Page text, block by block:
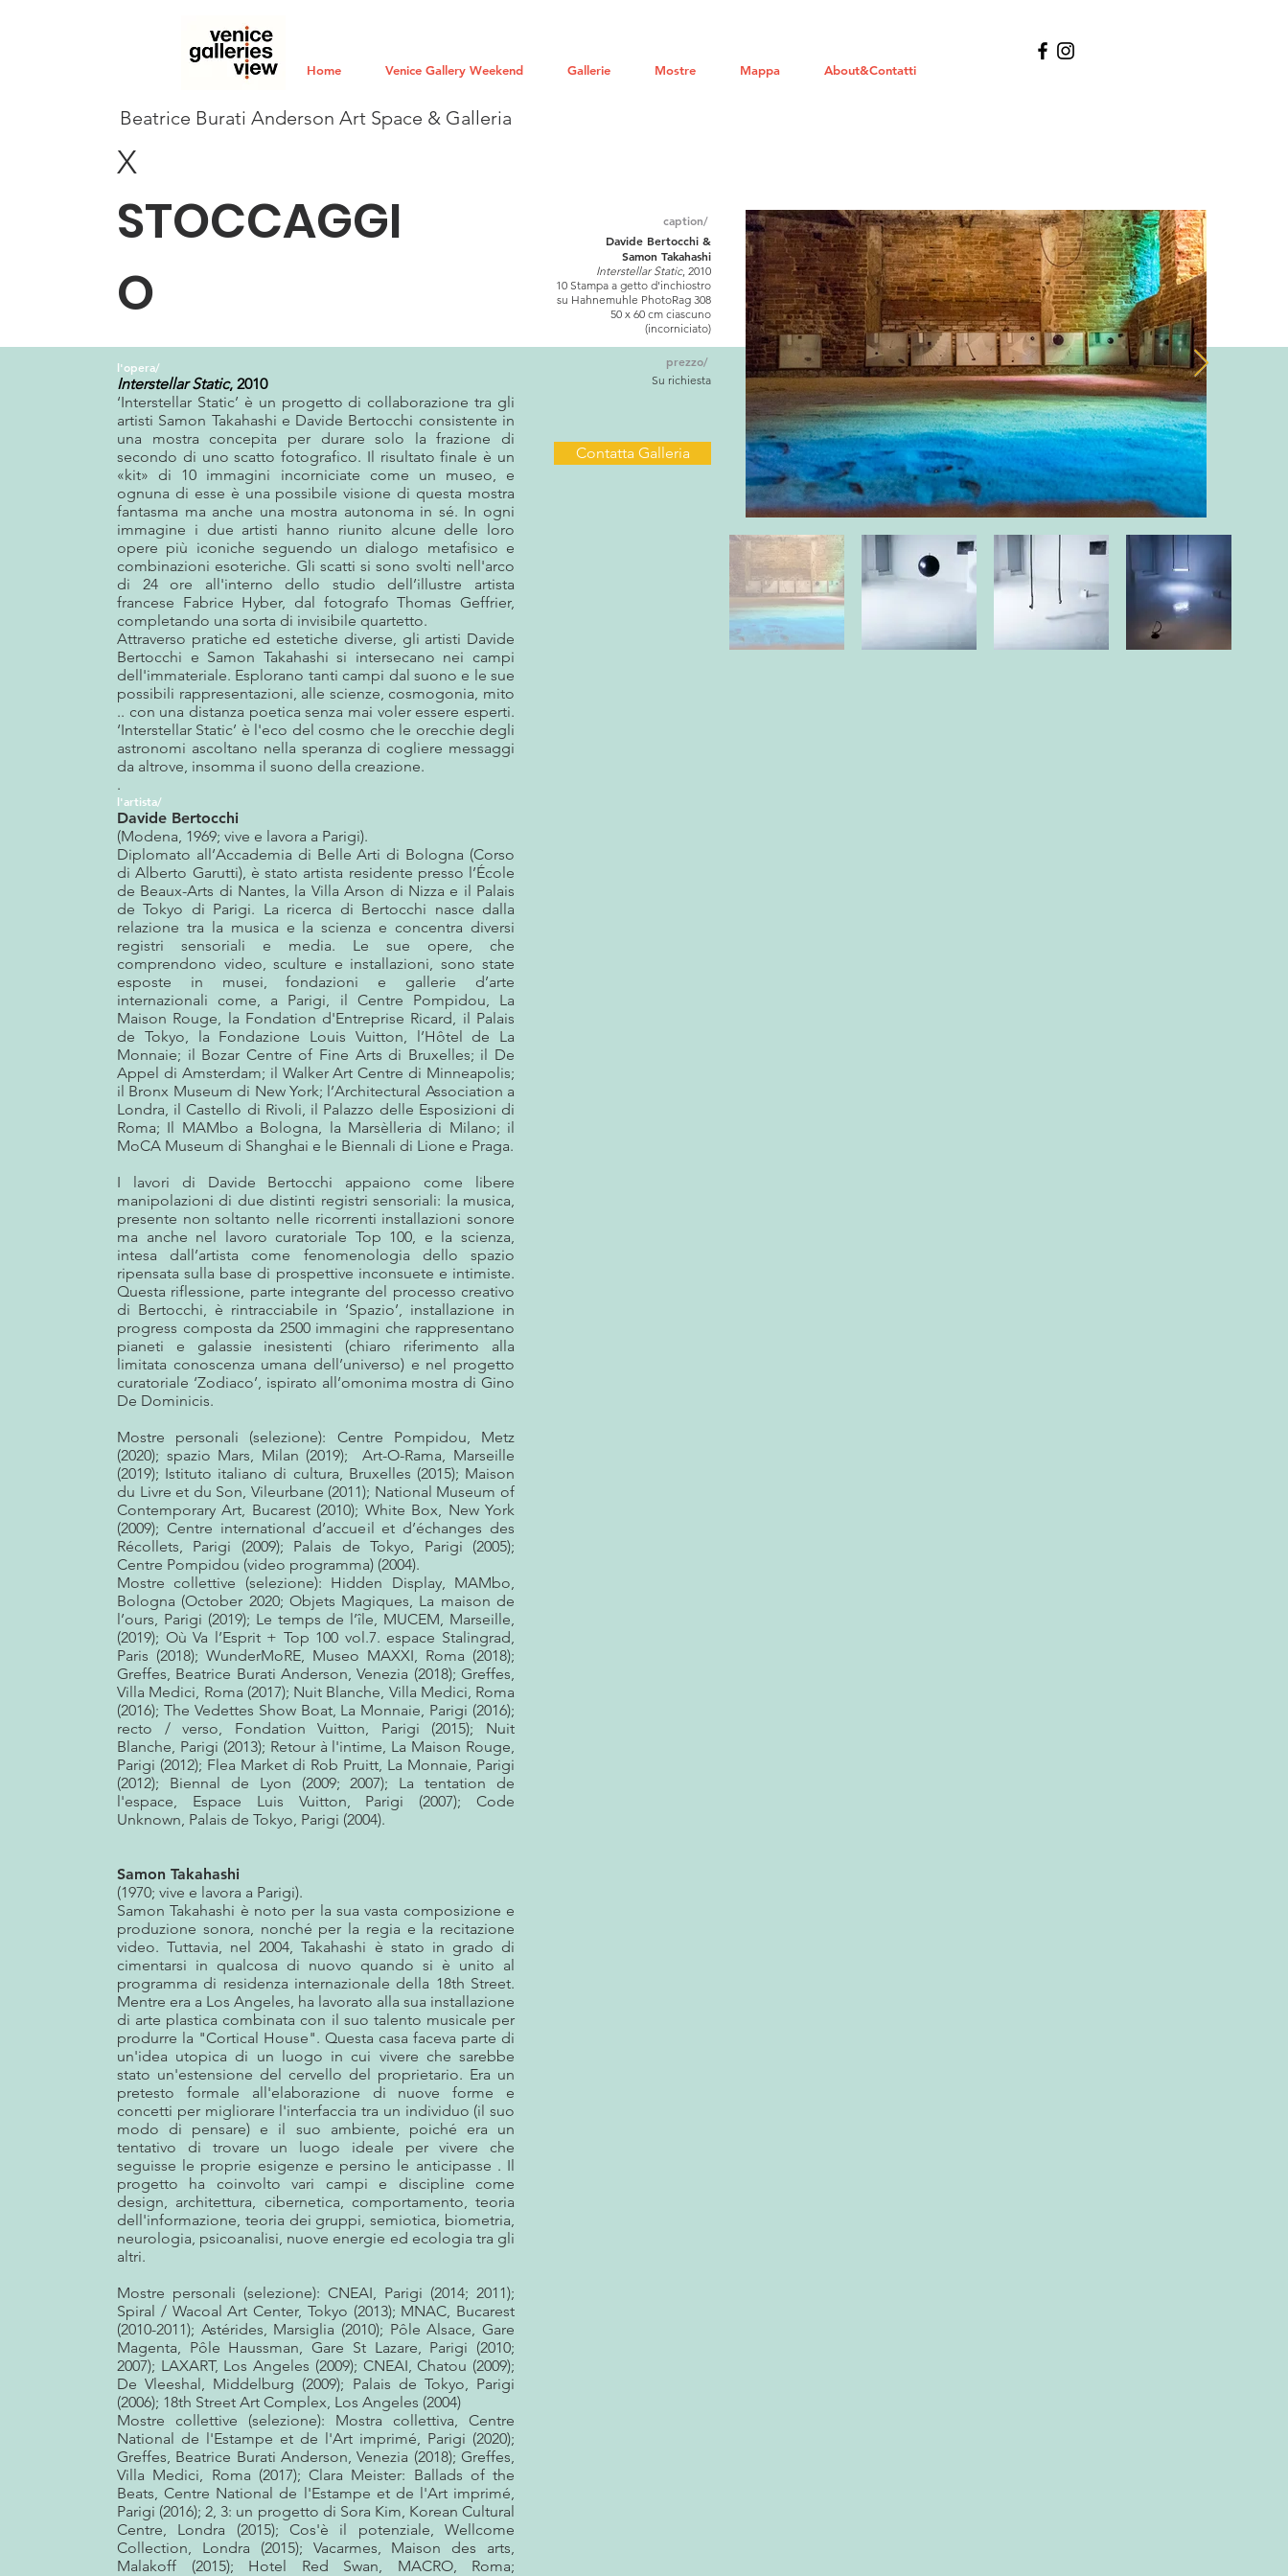
Home Venice Gallery Weekend Gallerie Mostre Mappa About&Contatti
l'opera/
Interstellar Static, 2010
‘Interstellar Static’ è un progetto di collaborazione tra gli
artisti Samon Takahashi e Davide Bertocchi consistente in
una mostra concepita per durare solo la frazione di
secondo di uno scatto fotografico. Il risultato finale è un
«kit» di 10 immagini incorniciate come un museo, e
ognuna di esse è una possibile visione di questa mostra
fantasma ma anche una mostra autonoma in sé. In ogni
immagine i due artisti hanno riunito alcune delle loro
opere più iconiche seguendo un dialogo metafisico e
combinazioni esoteriche. Gli scatti si sono svolti nell'arco
di 24 ore all'interno dello studio dell’illustre artista
francese Fabrice Hyber, dal fotografo Thomas Geffrier,
completando una sorta di invisibile quartetto.
Attraverso pratiche ed estetiche diverse, gli artisti Davide
Bertocchi e Samon Takahashi si intersecano nei campi
dell'immateriale. Esplorano tanti campi dal suono e le sue
possibili rappresentazioni, alle scienze, cosmogonia, mito
.. con una distanza poetica senza mai voler essere esperti.
‘Interstellar Static’ è l'eco del cosmo che le orecchie degli
astronomi ascoltano nella speranza di cogliere messaggi
da altrove, insomma il suono della creazione.
.
l'artista/
Davide Bertocchi
(Modena, 1969; vive e lavora a Parigi).
Diplomato all’Accademia di Belle Arti di Bologna (Corso
di Alberto Garutti), è stato artista residente presso l’École
de Beaux-Arts di Nantes, la Villa Arson di Nizza e il Palais
de Tokyo di Parigi. La ricerca di Bertocchi nasce dalla
relazione tra la musica e la scienza e concentra diversi
registri sensoriali e media. Le sue opere, che
comprendono video, sculture e installazioni, sono state
esposte in musei, fondazioni e gallerie d’arte
internazionali come, a Parigi, il Centre Pompidou, La
Maison Rouge, la Fondation d'Entreprise Ricard, il Palais
de Tokyo, la Fondazione Louis Vuitton, l’Hôtel de La
Monnaie; il Bozar Centre of Fine Arts di Bruxelles; il De
Appel di Amsterdam; il Walker Art Centre di Minneapolis;
il Bronx Museum di New York; l’Architectural Association a
Londra, il Castello di Rivoli, il Palazzo delle Esposizioni di
Roma; Il MAMbo a Bologna, la Marsèlleria di Milano; il
MoCA Museum di Shanghai e le Biennali di Lione e Praga.
I lavori di Davide Bertocchi appaiono come libere
manipolazioni di due distinti registri sensoriali: la musica,
presente non soltanto nelle ricorrenti installazioni sonore
ma anche nel lavoro curatoriale Top 100, e la scienza,
intesa dall’artista come fenomenologia dello spazio
ripensata sulla base di prospettive inconsuete e intimiste.
Questa riflessione, parte integrante del processo creativo
di Bertocchi, è rintracciabile in ‘Spazio’, installazione in
progress composta da 2500 immagini che rappresentano
pianeti e galassie inesistenti (chiaro riferimento alla
limitata conoscenza umana dell’universo) e nel progetto
curatoriale ‘Zodiaco’, ispirato all’omonima mostra di Gino
De Dominicis.
Mostre personali (selezione): Centre Pompidou, Metz
(2020); spazio Mars, Milan (2019); Art-O-Rama, Marseille
(2019); Istituto italiano di cultura, Bruxelles (2015); Maison
du Livre et du Son, Vileurbane (2011); National Museum of
Contemporary Art, Bucarest (2010); White Box, New York
(2009); Centre international d’accueil et d’échanges des
Récollets, Parigi (2009); Palais de Tokyo, Parigi (2005);
Centre Pompidou (video programma) (2004).
Mostre collettive (selezione): Hidden Display, MAMbo,
Bologna (October 2020; Objets Magiques, La maison de
l’ours, Parigi (2019); Le temps de l’île, MUCEM, Marseille,
(2019); Où Va l’Esprit + Top 100 vol.7. espace Stalingrad,
Paris (2018); WunderMoRE, Museo MAXXI, Roma (2018);
Greffes, Beatrice Burati Anderson, Venezia (2018); Greffes,
Villa Medici, Roma (2017); Nuit Blanche, Villa Medici, Roma
(2016); The Vedettes Show Boat, La Monnaie, Parigi (2016);
recto / verso, Fondation Vuitton, Parigi (2015); Nuit
Blanche, Parigi (2013); Retour à l'intime, La Maison Rouge,
Parigi (2012); Flea Market di Rob Pruitt, La Monnaie, Parigi
(2012); Biennal de Lyon (2009; 2007); La tentation de
l'espace, Espace Luis Vuitton, Parigi (2007); Code
Unknown, Palais de Tokyo, Parigi (2004).
Samon Takahashi
(1970; vive e lavora a Parigi).
Samon Takahashi è noto per la sua vasta composizione e
produzione sonora, nonché per la regia e la recitazione
video. Tuttavia, nel 2004, Takahashi è stato in grado di
cimentarsi in qualcosa di nuovo quando si è unito al
programma di residenza internazionale della 18th Street.
Mentre era a Los Angeles, ha lavorato alla sua installazione
di arte plastica combinata con il suo talento musicale per
produrre la "Cortical House". Questa casa faceva parte di
un'idea utopica di un luogo in cui vivere che sarebbe
stato un'estensione del cervello del proprietario. Era un
pretesto formale all'elaborazione di nuove forme e
concetti per migliorare l'interfaccia tra un individuo (il suo
modo di pensare) e il suo ambiente, poiché era un
tentativo di trovare un luogo ideale per vivere che
seguisse le proprie esigenze e persino le anticipasse . Il
progetto ha coinvolto vari campi e discipline come
design, architettura, cibernetica, comportamento, teoria
dell'informazione, teoria dei gruppi, semiotica, biometria,
neurologia, psicoanalisi, nuove energie ed ecologia tra gli
altri.
Mostre personali (selezione): CNEAI, Parigi (2014; 2011);
Spiral / Wacoal Art Center, Tokyo (2013); MNAC, Bucarest
(2010-2011); Astérides, Marsiglia (2010); Pôle Alsace, Gare
Magenta, Pôle Haussman, Gare St Lazare, Parigi (2010;
2007); LAXART, Los Angeles (2009); CNEAI, Chatou (2009);
De Vleeshal, Middelburg (2009); Palais de Tokyo, Parigi
(2006); 18th Street Art Complex, Los Angeles (2004)
Mostre collettive (selezione): Mostra collettiva, Centre
National de l'Estampe et de l'Art imprimé, Parigi (2020);
Greffes, Beatrice Burati Anderson, Venezia (2018); Greffes,
Villa Medici, Roma (2017); Clara Meister: Ballads of the
Beats, Centre National de l'Estampe et de l'Art imprimé,
Parigi (2016); 2, 3: un progetto di Sora Kim, Korean Cultural
Centre, Londra (2015); Cos'è il potenziale, Wellcome
Collection, Londra (2015); Vacarmes, Maison des arts,
Malakoff (2015); Hotel Red Swan, MACRO, Roma;
Beatrice Burati Anderson Art Space & Galleria
X
STOCCAGGI
O
caption/
Davide Bertocchi &
Samon Takahashi
Interstellar Static, 2010
10 Stampa a getto d'inchiostro
su Hahnemuhle PhotoRag 308
50 x 60 cm ciascuno
(incorniciato)
prezzo/
Su richiesta
Contatta Galleria